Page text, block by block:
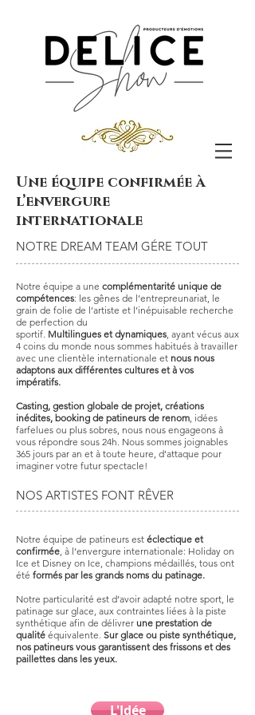
Une équipe confirmée à
l’envergure
internationale
NOTRE DREAM TEAM GÉRE TOUT
Notre équipe a une complémentarité unique de
compétences: les gênes de l’entrepreunariat, le
grain de folie de l’artiste et l’inépuisable recherche
de perfection du
sportif. Multilingues et dynamiques, ayant vécus aux
4 coins du monde nous sommes habitués à travailler
avec une clientèle internationale et nous nous
adaptons aux différentes cultures et à vos
impératifs.
Casting, gestion globale de projet, créations
inédites, booking de patineurs de renom, idées
farfelues ou plus sobres, nous nous engageons à
vous répondre sous 24h. Nous sommes joignables
365 jours par an et à toute heure, d’attaque pour
imaginer votre futur spectacle!
NOS ARTISTES FONT RÊVER
Notre équipe de patineurs est éclectique et
confirmée, à l’envergure internationale: Holiday on
Ice et Disney on Ice, champions médaillés, tous ont
été formés par les grands noms du patinage.
Notre particularité est d’avoir adapté notre sport, le
patinage sur glace, aux contraintes liées à la piste
synthétique afin de délivrer une prestation de
qualité équivalente. Sur glace ou piste synthétique,
nos patineurs vous garantissent des frissons et des
paillettes dans les yeux.
L'Idée